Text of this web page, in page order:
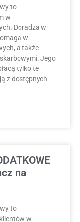
to
w
Doradza w
w
a także
Jego
tylko te
z dostępnych
na
to
w